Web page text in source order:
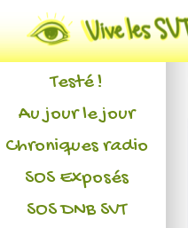
Actualités
L'association
Testé !
Au jour le jour
Chroniques radio
SOS Exposés
SOS DNB SVT